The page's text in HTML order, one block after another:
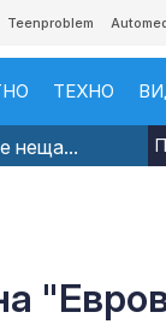
Teenproblem
ТЕХНО
неща...